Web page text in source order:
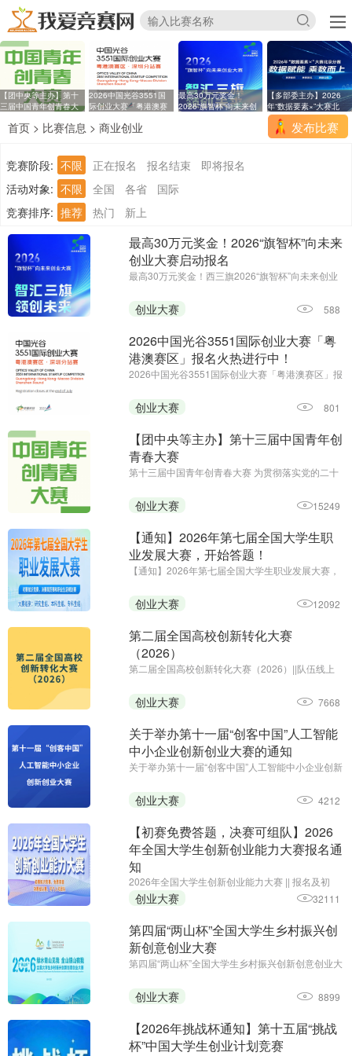
【团中央等主办】第十
三届中国青年创青春大
2026中国光谷3551国
际创业大赛「粤港澳赛
最高30万元奖金！
2026“旗智杯”向未来创
【多部委主办】2026
年“数据要素×”大赛北
发布比赛
首页 > 比赛信息 > 商业创业
竞赛阶段: 不限 正在报名 报名结束
即将报名
活动对象: 不限 全国 各省
国际
竞赛排序: 推荐 热门 新上
最高30万元奖金！2026“旗智杯”向未来
创业大赛启动报名
最高30万元奖金！西三旗2026“旗智杯”向未来创业
8月15日24:00||主办单位：西三旗街道党工委、西
三旗街道办事处
创业大赛 588
2026中国光谷3551国际创业大赛「粤
港澳赛区」报名火热进行中！
2026中国光谷3551国际创业大赛「粤港澳赛区」报
创业大赛 801
【团中央等主办】第十三届中国青年创
青春大赛
第十三届中国青年创青春大赛 为贯彻落实党的二十
关于青年工作的重要思想、关于青年创新创业的重
要指示批示精神，全面落实中央经济工作会议部
创业大赛 15249
【通知】2026年第七届全国大学生职
业发展大赛，开始答题！
【通知】2026年第七届全国大学生职业发展大赛，
时||主办单位：中国商业经济学会教育培训分会
创业大赛 12092
第二届全国高校创新转化大赛
（2026）
第二届全国高校创新转化大赛（2026）||队伍线上
赛阶段（2026 年 7 月至 10 月）全国总决赛阶段
（2026 年 12 月
创业大赛 7668
关于举办第十一届“创客中国”人工智能
中小企业创新创业大赛的通知
关于举办第十一届“创客中国”人工智能中小企业创新
日||主办单位：工业和信息化部网络安全产业发展中
心（工业和信息化部信息中心）、浙江省经济和信
创业大赛 4212
【初赛免费答题，决赛可组队】2026
年全国大学生创新创业能力大赛报名通
知
2026年全国大学生创新创业能力大赛 || 报名及初
赛：即日起至11月30日;主办单位：中国智慧工程研
究会职业教育专业委员会、安徽省企业管理培训协
会、黑龙江省创新教育研究院、全国大学生创新创
业能力大赛组委会
创业大赛 32111
第四届“两山杯”全国大学生乡村振兴创
新创意创业大赛
第四届“两山杯”全国大学生乡村振兴创新创意创业大
赛道：2026年5月–7月15日,创业赛道：2026年5
月–7月15日;主办单位:新华社品牌工作办公室、新
创业大赛 8899
【2026年挑战杯通知】第十五届“挑战
杯”中国大学生创业计划竞赛